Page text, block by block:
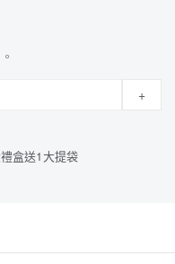
+
盒送1大提袋